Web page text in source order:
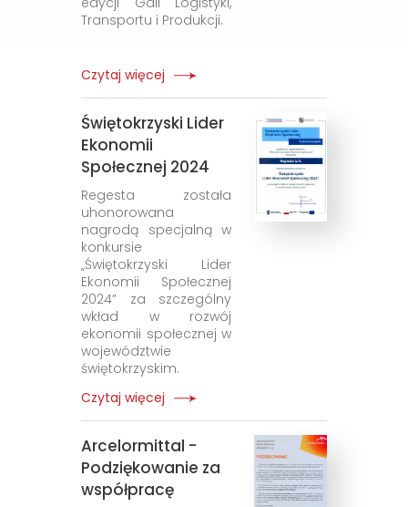
Transportu i Produkcji.
Czytaj więcej
Świętokrzyski Lider
Ekonomii
Społecznej 2024
Regesta została
uhonorowana
nagrodą specjalną w
konkursie
„Świętokrzyski Lider
Ekonomii Społecznej
2024” za szczególny
wkład w rozwój
ekonomii społecznej w
województwie
świętokrzyskim.
Czytaj więcej
Arcelormittal -
Podziękowanie za
współpracę